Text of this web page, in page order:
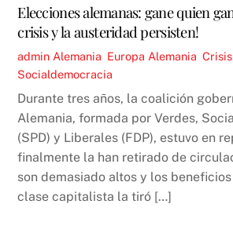
Elecciones alemanas: gane quien
crisis y la austeridad persisten!
admin Alemania Europa Alemania ,
Socialdemocracia
Durante tres años, la coalición
Alemania, formada por Verdes,
(SPD) y Liberales (FDP), estuvo en
finalmente la han retirado de
son demasiado altos y los
clase capitalista la tiró […]